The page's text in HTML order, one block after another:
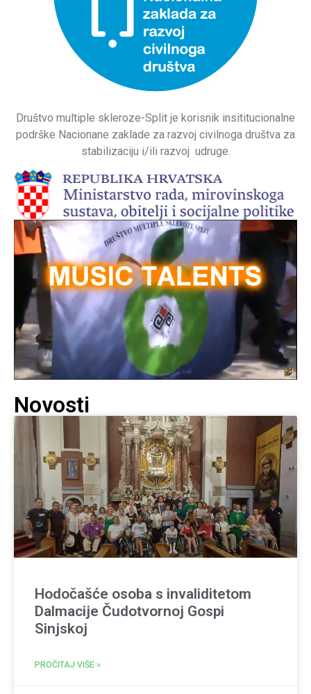
Društvo multiple skleroze-Split je korisnik insititucionalne
podrške Nacionane zaklade za razvoj civilnoga društva za
stabilizaciju i/ili razvoj udruge.
Novosti
Hodočašće osoba s invaliditetom
Dalmacije Čudotvornoj Gospi
Sinjskoj
PROČITAJ VIŠE »